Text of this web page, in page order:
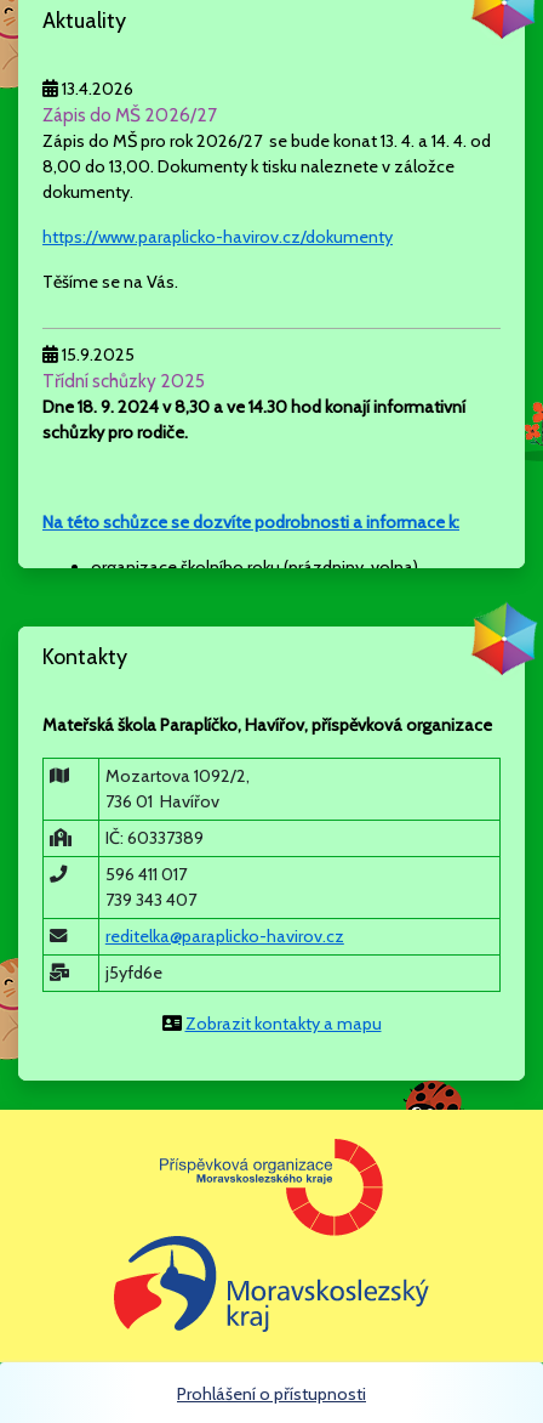
Aktuality
13.4.2026
Zápis do MŠ 2026/27
Zápis do MŠ pro rok 2026/27 se bude konat 13. 4. a 14. 4. od
8,00 do 13,00. Dokumenty k tisku naleznete v záložce
dokumenty.
https://www.paraplicko-havirov.cz/dokumenty
Těšíme se na Vás.
15.9.2025
Třídní schůzky 2025
Dne 18. 9. 2024 v 8,30 a ve 14.30 hod konajíinformativní
schůzky pro rodiče.
Na této schůzce se dozvíte podrobnosti a informace k:
organizace školního roku (prázdniny, volna)
akce a aktivity školy (odpolední aktivity, projekty tříd a
školy….)
stravování, školné
individuální a skupinová práce ve třídách
informativní schůzky nejsou povinné, vhodné pro rodiče
nových dětí, ale ráda se s Vámi všemi uvidím a vysvětlím
skutečnosti, které Vás zajímají.
Mgr. Šárka Chobotová - ředitelka
Zápis do MŠ se koná v DOPOLEDNÍCH HODINÁCH 12. a 13.5.
2025. Formuláře k vyplnění jsou k dispozici v sekci
evidencni list ditete.pdf
prihlaska ke stravovani.pdf
zadost o prijeti do ms.pdf
Kontakty
Mateřská škola Paraplíčko, Havířov, příspěvková organizace
Mozartova 1092/2,
736 01 Havířov
IČ: 60337389
596 411 017
739 343 407
reditelka@paraplicko-havirov.cz
j5yfd6e
Zobrazit kontakty a mapu
Prohlášení o přístupnosti